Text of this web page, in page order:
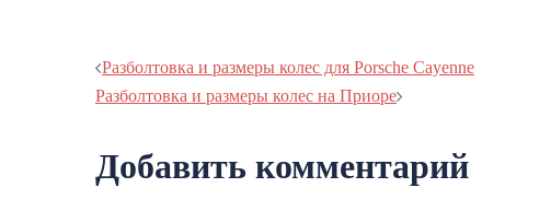
Навигация
Разболтовка и размеры колес для Porsche Cayenne
Разболтовка и размеры колес на Приоре
Добавить комментарий